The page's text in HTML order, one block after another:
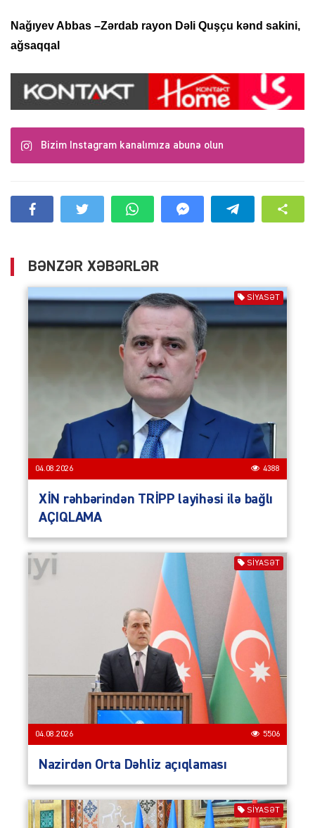
Nağıyev Abbas –Zərdab rayon Dəli Quşçu kənd sakini,
ağsaqqal
Bizim Instagram kanalımıza abunə olun
BƏNZƏR XƏBƏRLƏR
SIYASƏT
04.08.2026 4388
XİN rəhbərindən TRİPP layihəsi ilə bağlı
AÇIQLAMA
SIYASƏT
04.08.2026 5506
Nazirdən Orta Dəhliz açıqlaması
SIYASƏT